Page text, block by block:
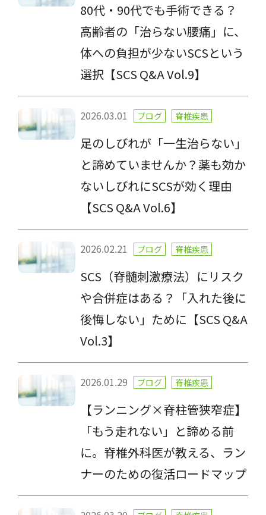
80代・90代でも手術できる？
高齢者の「治らない腰痛」に、
体への負担が少ないSCSという
選択【SCS Q&A Vol.9】
2026.03.01 ブログ 脊椎疾患
足のしびれが「一生治らない」
と諦めていませんか？薬も効か
ないしびれにSCSが効く理由
【SCS Q&A Vol.6】
2026.02.21 ブログ 脊椎疾患
SCS（脊髄刺激療法）にリスク
や合併症はある？「入れた後に
後悔しない」ために【SCS Q&A
Vol.3】
2026.01.29 ブログ 脊椎疾患
【ランニング×脊柱管狭窄症】
「もう走れない」と諦める前
に。脊椎外科医が教える、ラン
ナーのための復活ロードマップ